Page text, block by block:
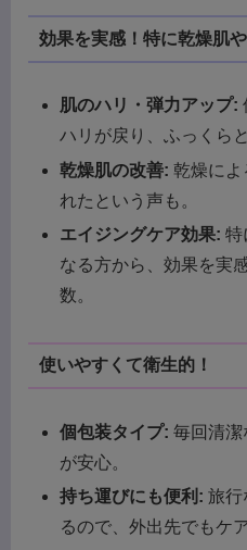
効果を実感！特に乾燥肌
肌のハリ・弾力アップ:
ハリが戻り、ふっくら
乾燥肌の改善: 乾燥によ
れたという声も。
エイジングケア効果: 特
なる方から、効果を実
数。
使いやすくて衛生的！
個包装タイプ: 毎回清潔
が安心。
持ち運びにも便利: 旅行
るので、外出先でもケ